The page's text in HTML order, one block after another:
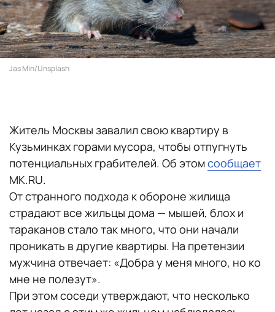
Jas Min/Unsplash
Житель Москвы завалил свою квартиру в
Кузьминках горами мусора, чтобы отпугнуть
потенциальных грабителей. Об этомсообщает
MK.RU.
От странного подхода к обороне жилища
страдают все жильцы дома — мышей, блох и
тараканов стало так много, что они начали
проникать в другие квартиры. На претензии
мужчина отвечает: «Добра у меня много, но ко
мне не полезут».
При этом соседи утверждают, что несколько